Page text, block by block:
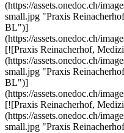
(https://assets.onedoc.ch/
small.jpg "Praxis
BL")]
(https://assets.onedoc.ch/
[![Praxis Reinacherhof,
(https://assets.onedoc.ch/
small.jpg "Praxis
BL")]
(https://assets.onedoc.ch/
[![Praxis Reinacherhof,
(https://assets.onedoc.ch/
small.jpg "Praxis